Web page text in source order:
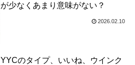
が少なくあまり意味がない？
2026.02.10
YYCのタイプ、いいね、ウインク